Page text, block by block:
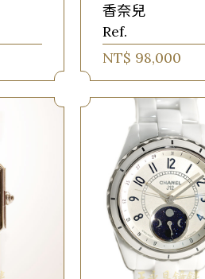
香奈兒
Ref.
NT$ 98,000